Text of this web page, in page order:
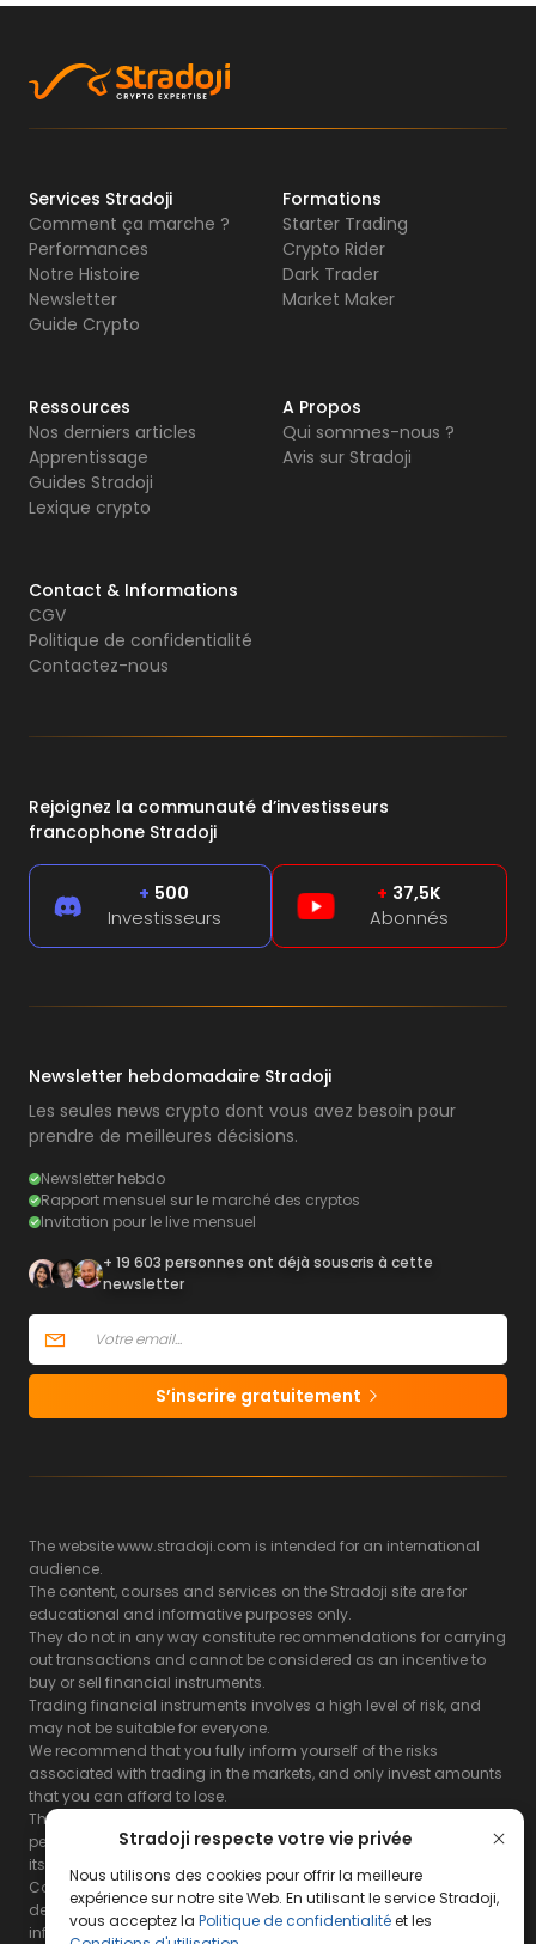
Stradoji respecte votre vie privée
Nous utilisons des cookies pour offrir la meilleure
expérience sur notre site Web. En utilisant le service Stradoji,
vous acceptez la Politique de confidentialitéet les
Services Stradoji
Comment ça marche ?
Performances
Notre Histoire
Newsletter
Guide Crypto
Formations
Starter Trading
Crypto Rider
Dark Trader
Market Maker
Ressources
Nos derniers articles
Apprentissage
Guides Stradoji
Lexique crypto
A Propos
Qui sommes-nous ?
Avis sur Stradoji
Contact & Informations
CGV
Politique de confidentialité
Contactez-nous
Rejoignez la communauté d’investisseurs
francophone Stradoji
+ 500
Investisseurs
+ 37,5K
Abonnés
Newsletter hebdomadaire Stradoji
Les seules news crypto dont vous avez besoin pour
prendre de meilleures décisions.
Newsletter hebdo
Rapport mensuel sur le marché des cryptos
Invitation pour le live mensuel
+ 19 603 personnes ont déjà souscris à cette
newsletter
S’inscrire gratuitement
The website www.stradoji.com is intended for an international
audience.
The content, courses and services on the Stradoji site are for
educational and informative purposes only.
They do not in any way constitute recommendations for carrying
out transactions and cannot be considered as an incentive to
buy or sell financial instruments.
Trading financial instruments involves a high level of risk, and
may not be suitable for everyone.
We recommend that you fully inform yourself of the risks
associated with trading in the markets, and only invest amounts
that you can afford to lose.
The Stradoji site does not guarantee the results or the
performance of products based on the information contained on
its site and its servers.
Consequently, the Stradoji site and its publishing company
decline all responsibility in the use that may be made of this
information and the consequences that may result therefrom.